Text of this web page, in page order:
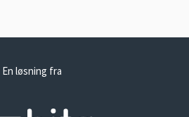
En løsning fra